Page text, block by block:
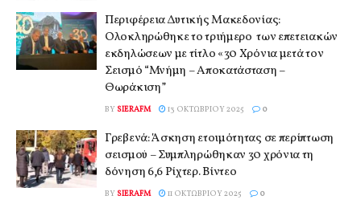
Περιφέρεια Δυτικής Μακεδονίας:
Ολοκληρώθηκε το τριήμερο των επετειακών
εκδηλώσεων με τίτλο «30 Χρόνια μετά τον
Σεισμό “Μνήμη – Αποκατάσταση –
Θωράκιση”
BY SIERAFM 13 ΟΚΤΩΒΡΊΟΥ 2025 0
Γρεβενά: Άσκηση ετοιμότητας σε περίπτωση
σεισμού – Συμπληρώθηκαν 30 χρόνια τη
δόνηση 6,6 Ρίχτερ. Βίντεο
BY SIERAFM 11 ΟΚΤΩΒΡΊΟΥ 2025 0